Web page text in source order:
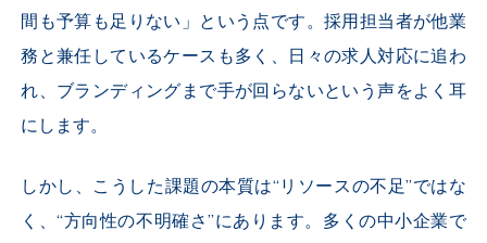
間も予算も足りない」という点です。採用担当者が他業
務と兼任しているケースも多く、日々の求人対応に追わ
れ、ブランディングまで手が回らないという声をよく耳
にします。
しかし、こうした課題の本質は“リソースの不足”ではな
く、“方向性の不明確さ”にあります。多くの中小企業で